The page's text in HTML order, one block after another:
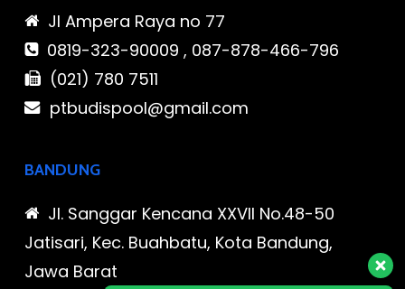
Jl Ampera Raya no 77
0819-323-90009 , 087-878-466-796
(021) 780 7511
ptbudispool@gmail.com
BANDUNG
Jl. Sanggar Kencana XXVII No.48-50
Jatisari, Kec. Buahbatu, Kota Bandung,
Jawa Barat